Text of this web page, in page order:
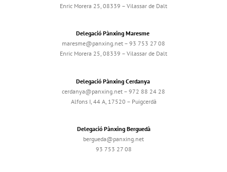
Enric Morera 25, 08339 – Vilassar de Dalt
Delegació Pànxing Maresme
maresme@panxing.net – 93 753 27 08
Enric Morera 25, 08339 – Vilassar de Dalt
Delegació Pànxing Cerdanya
cerdanya@panxing.net – 972 88 24 28
Alfons I, 44 A, 17520 – Puigcerdà
Delegació Pànxing Berguedà
bergueda@panxing.net
93 753 27 08